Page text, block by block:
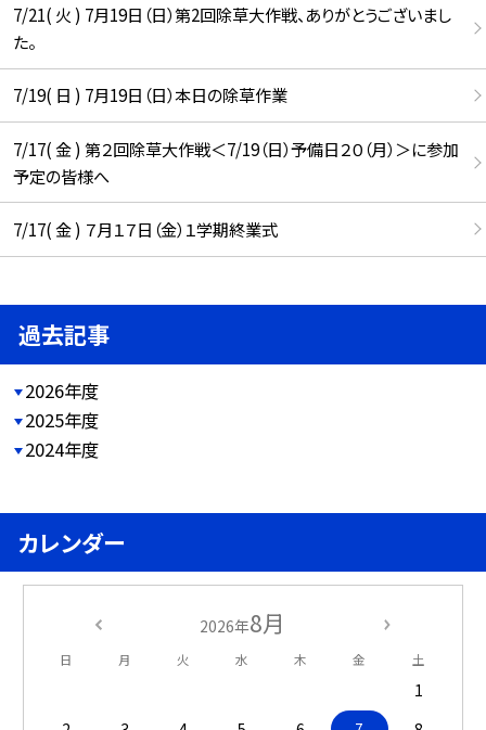
7/21( 火 ) 7月19日（日）第2回除草大作戦、ありがとうございまし
た。
7/19( 日 ) 7月19日（日）本日の除草作業
7/17( 金 ) 第２回除草大作戦＜7/19（日）予備日２０（月）＞に参加
予定の皆様へ
7/17( 金 ) ７月１７日（金）１学期終業式
過去記事
2026年度
2025年度
2024年度
カレンダー
2026年8月
日 月 火 水 木 金 土
1